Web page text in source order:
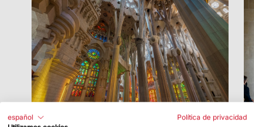
español
Política de privacidad